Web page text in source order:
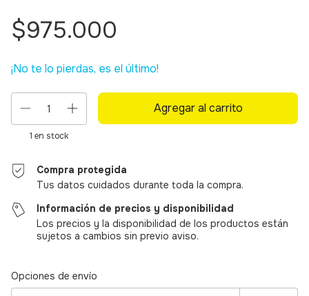
$975.000
¡No te lo pierdas, es el último!
1 en stock
Compra protegida
Tus datos cuidados durante toda la compra.
Información de precios y disponibilidad
Los precios y la disponibilidad de los productos están
sujetos a cambios sin previo aviso.
Entregas para el CP:
Opciones de envío